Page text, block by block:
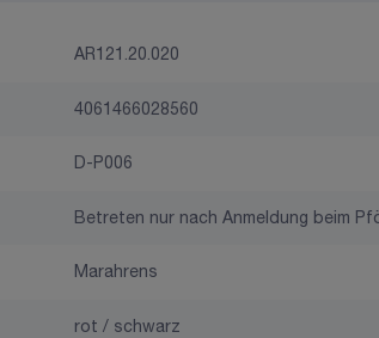
AR121.20.020
4061466028560
D-P006
Betreten nur nach Anmeldung beim
Marahrens
rot / schwarz